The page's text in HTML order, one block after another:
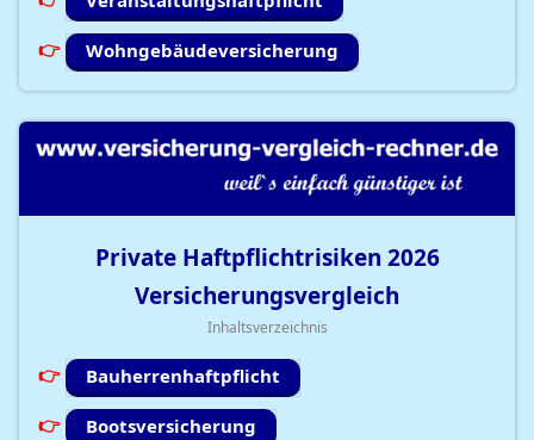
Wohngebäudeversicherung
Private Haftpflichtrisiken 2026
Versicherungsvergleich
Inhaltsverzeichnis
Bauherrenhaftpflicht
Bootsversicherung